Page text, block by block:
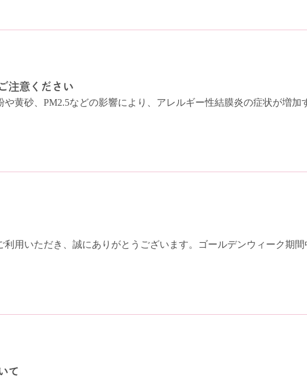
注意ください
や黄砂、PM2.5などの影響により、アレルギー性結膜炎の症状が増
利用いただき、誠にありがとうございます。ゴールデンウィーク期
て